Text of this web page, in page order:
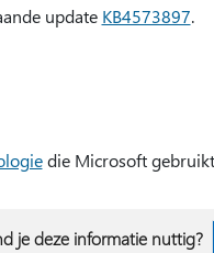
update KB4573897.
die Microsoft
je deze informatie nuttig?